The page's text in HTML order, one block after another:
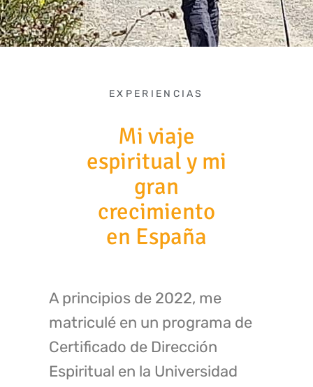
EXPERIENCIAS
Mi viaje
espiritual y mi
gran
crecimiento
en España
A principios de 2022, me
matriculé en un programa de
Certificado de Dirección
Espiritual en la Universidad